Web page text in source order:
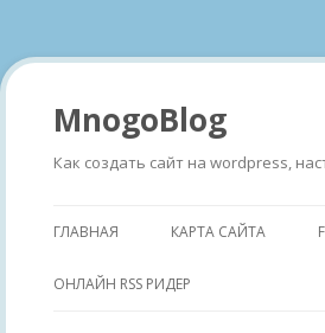
MnogoBlog
Как создать сайт на wordpress,
ГЛАВНАЯ КАРТА САЙТА
ОНЛАЙН RSS РИДЕР